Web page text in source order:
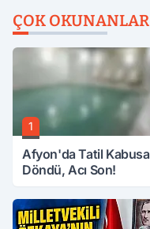
ÇOK OKUNANLAR
1
Afyon'da Tatil Kabusa
Döndü, Acı Son!